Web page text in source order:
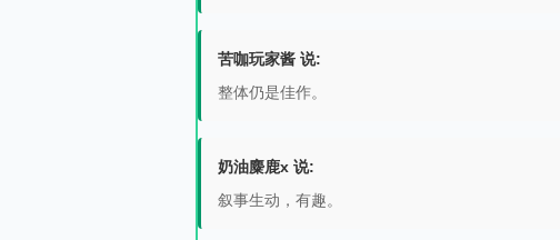
苦咖玩家酱 说:
整体仍是佳作。
奶油麋鹿x 说:
叙事生动，有趣。